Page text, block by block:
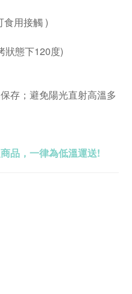
用接觸 )
態下120度)
存；避免陽光直射高溫多
品，一律為低溫運送!